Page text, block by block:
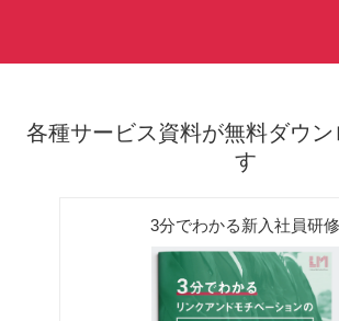
各種サービス資料が無料ダウン
す
3分でわかる新入社員研修